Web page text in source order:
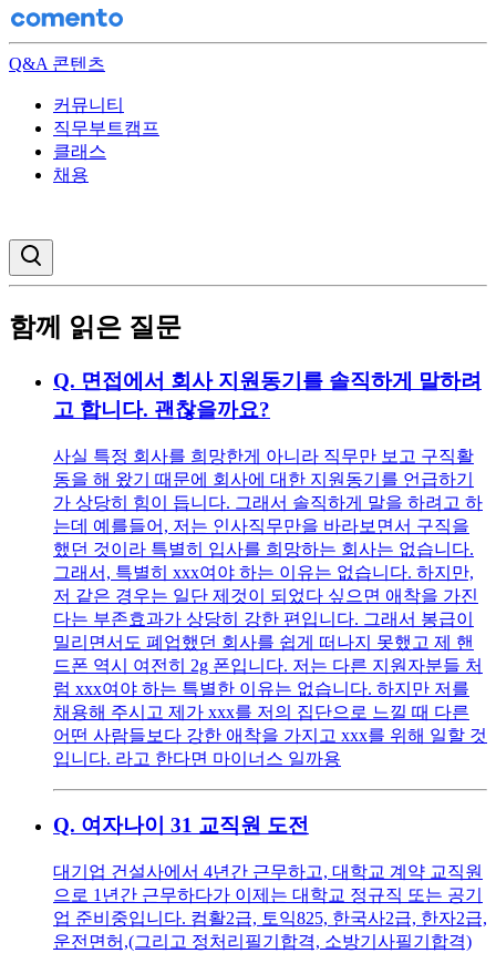
Q&A 콘텐츠
커뮤니티
직무부트캠프
클래스
채용
함께 읽은 질문
Q. 면접에서 회사 지원동기를 솔직하게 말하려
고 합니다. 괜찮을까요?
사실 특정 회사를 희망한게 아니라 직무만 보고 구직활
동을 해 왔기 때문에 회사에 대한 지원동기를 언급하기
가 상당히 힘이 듭니다. 그래서 솔직하게 말을 하려고 하
는데 예를들어, 저는 인사직무만을 바라보면서 구직을
했던 것이라 특별히 입사를 희망하는 회사는 없습니다.
그래서, 특별히 xxx여야 하는 이유는 없습니다. 하지만,
저 같은 경우는 일단 제것이 되었다 싶으면 애착을 가진
다는 부존효과가 상당히 강한 편입니다. 그래서 봉급이
밀리면서도 폐업했던 회사를 쉽게 떠나지 못했고 제 핸
드폰 역시 여전히 2g 폰입니다. 저는 다른 지원자분들 처
럼 xxx여야 하는 특별한 이유는 없습니다. 하지만 저를
채용해 주시고 제가 xxx를 저의 집단으로 느낄 때 다른
어떤 사람들보다 강한 애착을 가지고 xxx를 위해 일할 것
입니다. 라고 한다면 마이너스 일까용
Q. 여자나이 31 교직원 도전
대기업 건설사에서 4년간 근무하고, 대학교 계약 교직원
으로 1년간 근무하다가 이제는 대학교 정규직 또는 공기
업 준비중입니다. 컴활2급, 토익825, 한국사2급, 한자2급,
운전면허,(그리고 정처리필기합격, 소방기사필기합격)